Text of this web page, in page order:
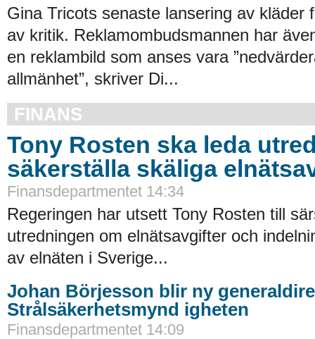
Gina Tricots senaste lansering av kläder
av kritik. Reklamombudsmannen har
en reklambild som anses vara
allmänhet”, skriver Di...
FINANS
Tony Rosten ska leda
säkerställa skäliga
Finansdepartmentet 14:34
Regeringen har utsett Tony Rosten till
utredningen om elnätsavgifter och
av elnäten i Sverige...
Johan Börjesson blir ny
Strålsäkerhetsmynd igheten
Finansdepartmentet 14:09